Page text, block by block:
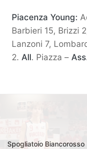
Piacenza Young:
Barbieri 15, Brizzi
Lanzoni 7,
2. All. Piazza – Ass
Spogliatoio Biancorosso